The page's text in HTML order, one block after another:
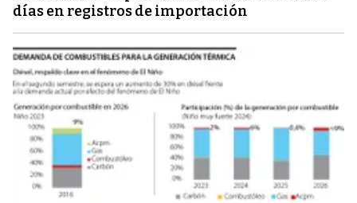
días en registros de importación